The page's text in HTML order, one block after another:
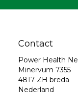
Contact
Power Health
Minervum 7355
4817 ZH breda
Nederland